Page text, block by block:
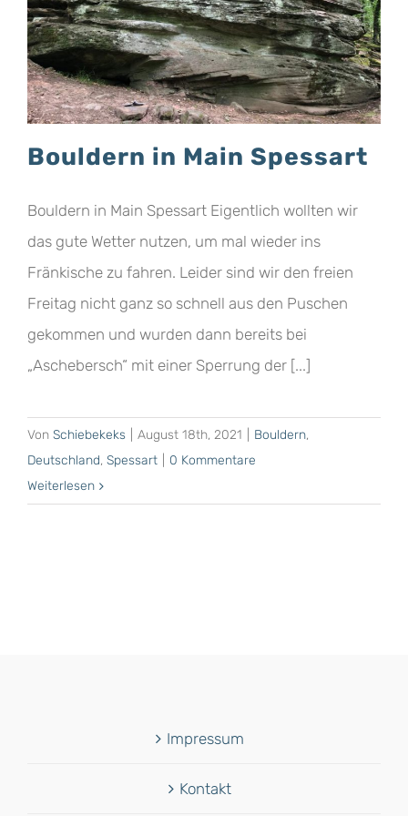
Bouldern in Main Spessart
Bouldern in Main Spessart Eigentlich wollten wir
das gute Wetter nutzen, um mal wieder ins
Fränkische zu fahren. Leider sind wir den freien
Freitag nicht ganz so schnell aus den Puschen
gekommen und wurden dann bereits bei
„Aschebersch“ mit einer Sperrung der [...]
Von Schiebekeks August 18th, 2021 Bouldern,
Deutschland, Spessart
0 Kommentare
Weiterlesen
Impressum
Kontakt